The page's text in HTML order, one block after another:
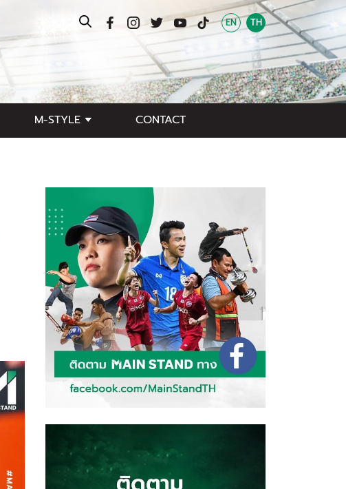
EN TH
M-STYLE CONTACT